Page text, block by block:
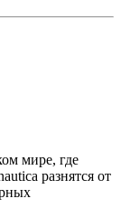
мире, где
разнятся от